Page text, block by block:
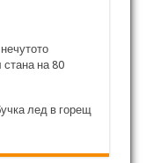
на 80
лед в горещ